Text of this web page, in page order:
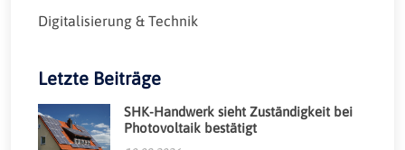
Digitalisierung & Technik
Letzte Beiträge
SHK-Handwerk sieht Zuständigkeit bei
Photovoltaik bestätigt